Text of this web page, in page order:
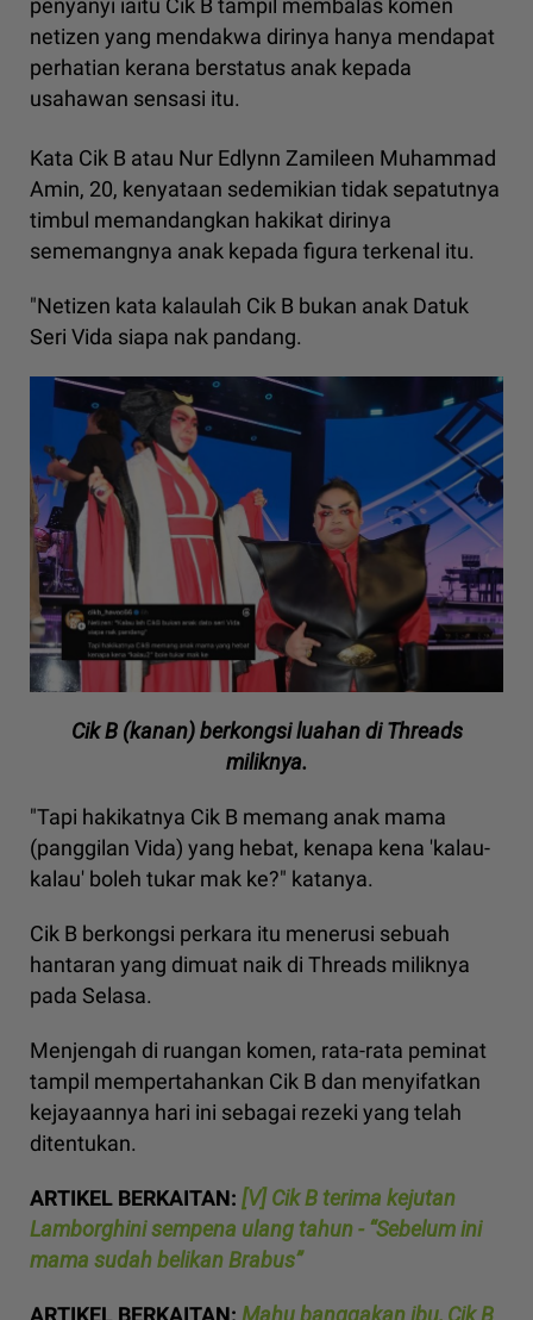
penyanyi iaitu Cik B tampil membalas komen
netizen yang mendakwa dirinya hanya mendapat
perhatian kerana berstatus anak kepada
usahawan sensasi itu.
Kata Cik B atau Nur Edlynn Zamileen Muhammad
Amin, 20, kenyataan sedemikian tidak sepatutnya
timbul memandangkan hakikat dirinya
sememangnya anak kepada figura terkenal itu.
"Netizen kata kalaulah Cik B bukan anak Datuk
Seri Vida siapa nak pandang.
Cik B (kanan) berkongsi luahan di Threads
miliknya.
"Tapi hakikatnya Cik B memang anak mama
(panggilan Vida) yang hebat, kenapa kena 'kalau-
kalau' boleh tukar mak ke?" katanya.
Cik B berkongsi perkara itu menerusi sebuah
hantaran yang dimuat naik di Threads miliknya
pada Selasa.
Menjengah di ruangan komen, rata-rata peminat
tampil mempertahankan Cik B dan menyifatkan
kejayaannya hari ini sebagai rezeki yang telah
ditentukan.
ARTIKEL BERKAITAN: [V] Cik B terima kejutan
Lamborghini sempena ulang tahun - “Sebelum ini
mama sudah belikan Brabus”